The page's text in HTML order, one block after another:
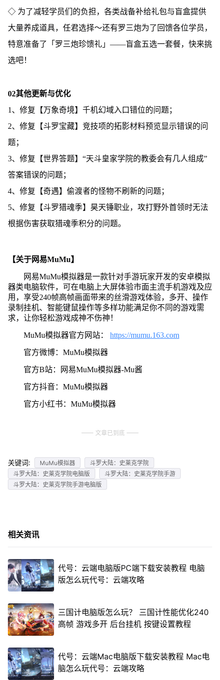
◇ 为了减轻学员们的负担，各类战备补给礼包与盲盒提供
大量养成道具，任君选择～还有罗三炮为了回馈各位学员，
特意准备了「罗三炮珍馈礼」——盲盒五选一套餐，快来挑
选吧！
02其他更新与优化
1、修复【万象奇境】千机幻域入口错位的问题；
2、修复【斗罗宝藏】竞技项的拓影材料预览显示错误的问
题；
3、修复【世界答题】“天斗皇家学院的教委会有几人组成”
答案错误的问题；
4、修复【奇遇】偷渡者的怪物不刷新的问题；
5、修复【斗罗猎魂季】昊天锤职业，攻打野外首领时无法
根据伤害获取猎魂季积分的问题。
【关于网易MuMu】
网易MuMu模拟器是一款针对手游玩家开发的安卓模拟
器类电脑软件，可在电脑上大屏体验市面主流手机游戏及应
用，享受240帧高帧画面带来的丝滑游戏体验，多开、操作
录制挂机、智能键鼠操作等多样功能满足你不同的游戏需
求，让你轻松游戏成神不伤神！
MuMu模拟器官方网站： https://mumu.163.com
官方微博：MuMu模拟器
官方B站：网易MuMu模拟器-Mu酱
官方抖音：MuMu模拟器
官方小红书：MuMu模拟器
文章已到底
关键词: MuMu模拟器
斗罗大陆：史莱克学院
斗罗大陆：史莱克学院电脑版
斗罗大陆：史莱克学院手游
斗罗大陆：史莱克学院手游电脑版
相关资讯
代号：云端电脑版PC端下载安装教程 电脑
版怎么玩代号：云端攻略
三国计电脑版怎么玩？ 三国计性能优化240
高帧 游戏多开 后台挂机 按键设置教程
代号：云端Mac电脑版下载安装教程 Mac电
脑怎么玩代号：云端攻略